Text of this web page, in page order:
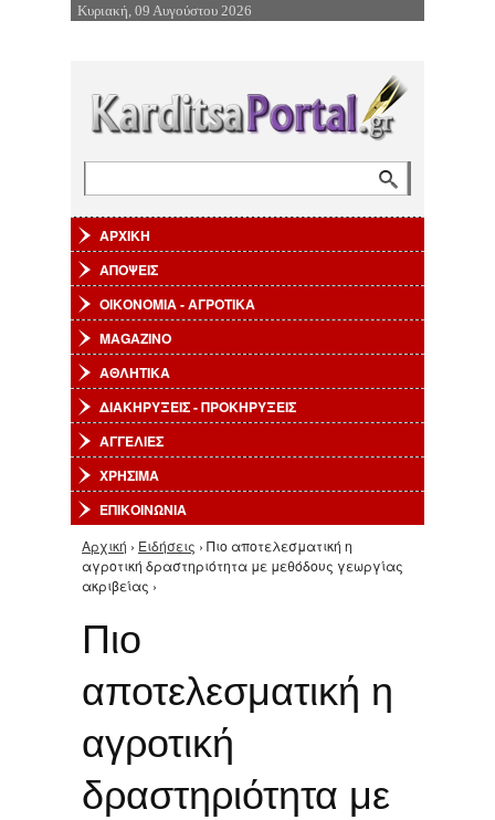
Επιστροφή στην Πλοήγηση
Κυριακή, 09 Αυγούστου 2026
ΑΡΧΙΚΗ
ΑΠΟΨΕΙΣ
ΟΙΚΟΝΟΜΙΑ - ΑΓΡΟΤΙΚΑ
MAGAZINO
ΑΘΛΗΤΙΚΑ
ΔΙΑΚΗΡΥΞΕΙΣ - ΠΡΟΚΗΡΥΞΕΙΣ
ΑΓΓΕΛΙΕΣ
ΧΡΗΣΙΜΑ
ΕΠΙΚΟΙΝΩΝΙΑ
Είστε εδώ
Αρχική › Ειδήσεις › Πιο αποτελεσματική η
αγροτική δραστηριότητα με μεθόδους γεωργίας
ακριβείας ›
Πιο
αποτελεσματική η
αγροτική
δραστηριότητα με